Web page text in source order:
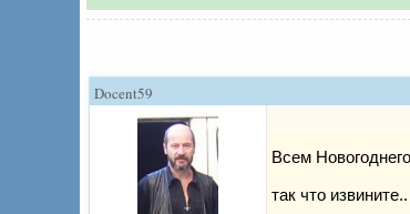
Docent59
Всем
так что